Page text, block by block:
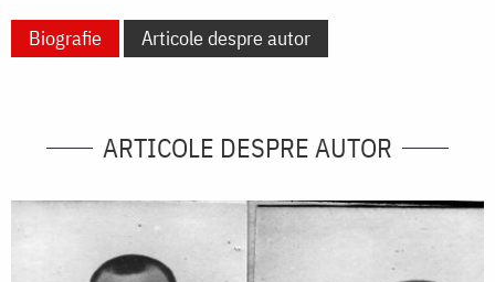
Biografie Articole despre autor
ARTICOLE DESPRE AUTOR